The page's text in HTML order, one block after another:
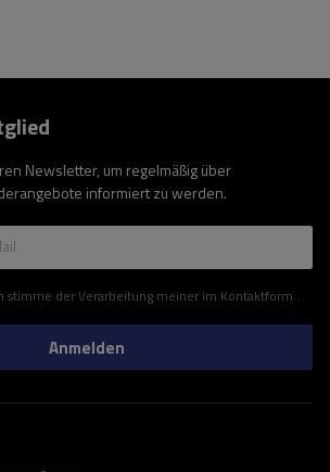
Newsletter, um regelmäßig über
informiert zu werden.
Kontaktformular enthaltenen personenbezogenen Daten gemäß der Verordnung (EU) des Europäischen Parlaments und des Rates zu.
Anmelden